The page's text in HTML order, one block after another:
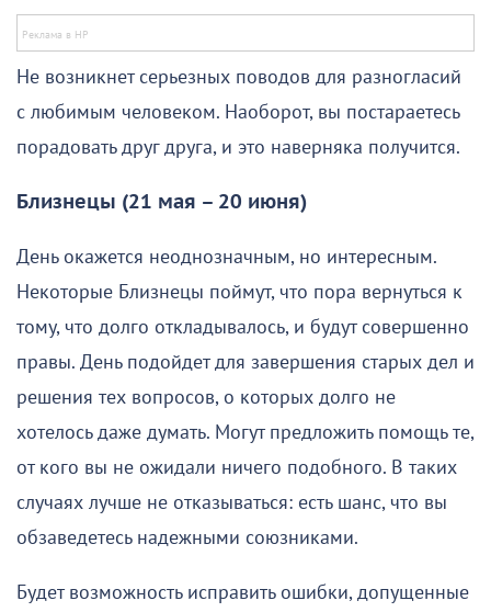
Не возникнет серьезных поводов для разногласий
с любимым человеком. Наоборот, вы постараетесь
порадовать друг друга, и это наверняка получится.
Близнецы (21 мая – 20 июня)
День окажется неоднозначным, но интересным.
Некоторые Близнецы поймут, что пора вернуться к
тому, что долго откладывалось, и будут совершенно
правы. День подойдет для завершения старых дел и
решения тех вопросов, о которых долго не
хотелось даже думать. Могут предложить помощь те,
от кого вы не ожидали ничего подобного. В таких
случаях лучше не отказываться: есть шанс, что вы
обзаведетесь надежными союзниками.
Будет возможность исправить ошибки, допущенные